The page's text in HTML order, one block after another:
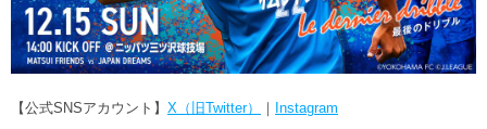
【公式SNSアカウント】 X（旧Twitter） ｜ Instagram